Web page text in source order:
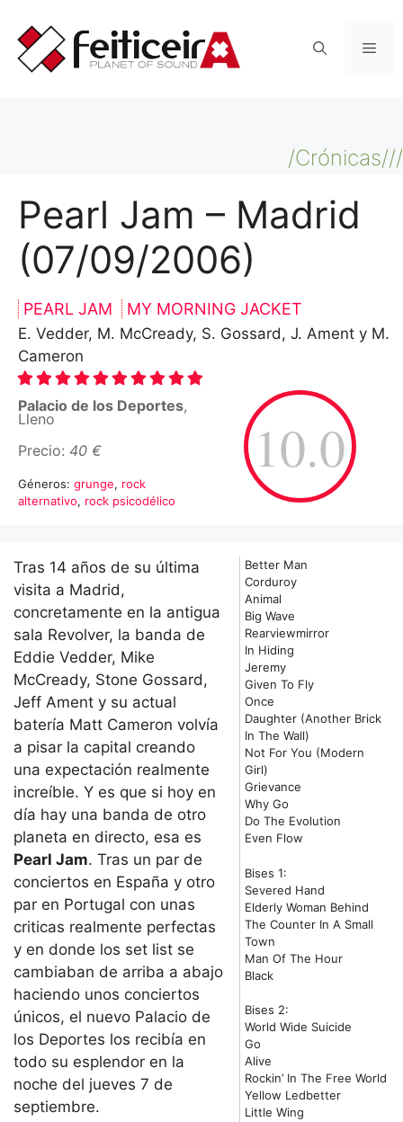
contenido
/Crónicas///
Pearl Jam – Madrid
(07/09/2006)
PEARL JAM MY MORNING JACKET
E. Vedder, M. McCready, S. Gossard, J. Ament y M.
Cameron
10.0
Palacio de los Deportes,
Lleno
Precio: 40 €
Géneros: grunge, rock
alternativo, rock psicodélico
Better Man
Corduroy
Animal
Big Wave
Rearviewmirror
In Hiding
Jeremy
Given To Fly
Once
Daughter (Another Brick
In The Wall)
Not For You (Modern
Girl)
Grievance
Why Go
Do The Evolution
Even Flow
Bises 1:
Severed Hand
Elderly Woman Behind
The Counter In A Small
Town
Man Of The Hour
Black
Bises 2:
World Wide Suicide
Go
Alive
Rockin’ In The Free World
Yellow Ledbetter
Little Wing
Tras 14 años de su última
visita a Madrid,
concretamente en la antigua
sala Revolver, la banda de
Eddie Vedder, Mike
McCready, Stone Gossard,
Jeff Ament y su actual
batería Matt Cameron volvía
a pisar la capital creando
una expectación realmente
increíble. Y es que si hoy en
día hay una banda de otro
planeta en directo, esa es
Pearl Jam. Tras un par de
conciertos en España y otro
par en Portugal con unas
criticas realmente perfectas
y en donde los set list se
cambiaban de arriba a abajo
haciendo unos conciertos
únicos, el nuevo Palacio de
los Deportes los recibía en
todo su esplendor en la
noche del jueves 7 de
septiembre.